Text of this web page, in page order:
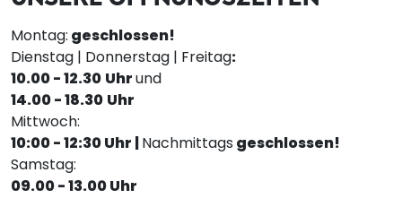
Montag: geschlossen!
Dienstag | Donnerstag | Freitag:
10.00 - 12.30 Uhrund
14.00 - 18.30 Uhr
Mittwoch:
10:00 - 12:30 Uhr |Nachmittags geschlossen!
Samstag:
09.00 - 13.00 Uhr